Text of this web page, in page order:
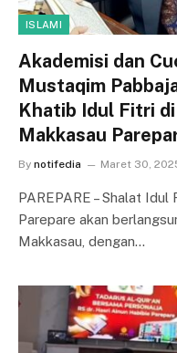
ISLAMI
Akademisi dan
Mustaqim
Khatib Idul Fitri
Makkasau
By notifedia Maret 30,
PAREPARE – Shalat
Parepare akan
Makkasau, dengan…